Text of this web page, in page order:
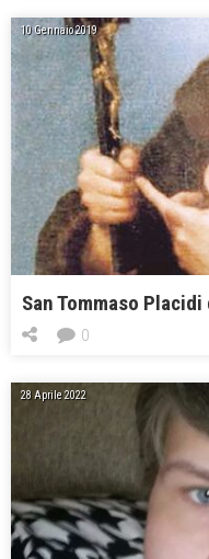
10 Gennaio 2019
San Tommaso Placidi
0
28 Aprile 2022